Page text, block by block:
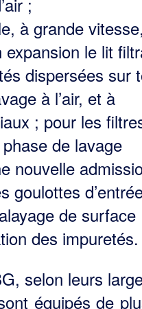
à grande
le lit
dispersées sur
à l’air, et à
; pour les
de lavage
nouvelle
goulot­tes
de surface
des impuretés.
selon leurs
équipés de